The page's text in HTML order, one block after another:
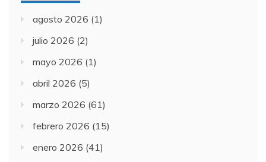
agosto 2026 (1)
julio 2026 (2)
mayo 2026 (1)
abril 2026 (5)
marzo 2026 (61)
febrero 2026 (15)
enero 2026 (41)